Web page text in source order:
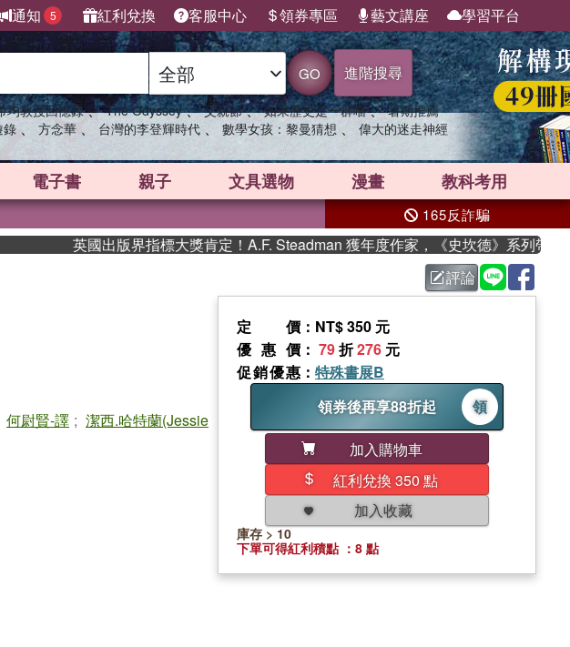
通知 5 紅利兌換 客服中心 領券專區 藝文講座 學習平台
GO 進階搜尋
均教授回憶錄 、 The Odyssey 、 父親節 、 如果歷史是一群喵 、 暑期推薦
錄 、 方念華 、 台灣的李登輝時代 、 數學女孩：黎曼猜想 、 偉大的迷走神經
電子書 親子 文具選物 漫畫 教科考用
165反詐騙
英國出版界指標大獎肯定！A.F. Steadman 獲年度作家，《史坎德》系列帶你踏上熱
評論
何尉賢-譯 ; 潔西.哈特蘭(Jessie
定價 ：NT$ 350 元
優惠價 ： 79折276 元
促銷優惠 ： 特殊書展B
領券後再享88折起
領
加入購物車
紅利兌換 350 點
加入收藏
庫存 > 10
下單可得紅利積點 ：8 點